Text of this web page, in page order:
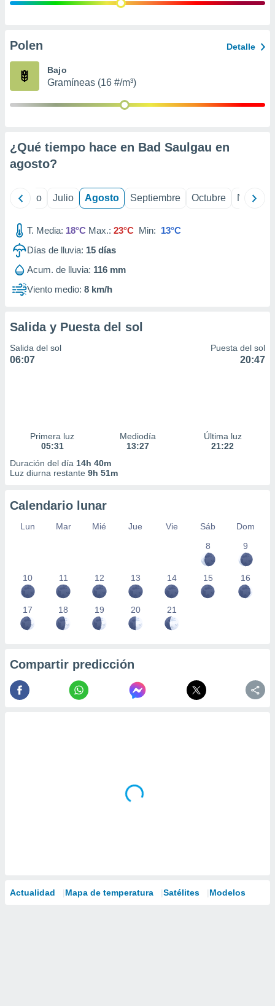
e
publicidad
Polen Detalle
Bajo
Gramíneas (16 #/m³)
¿Qué tiempo hace en Bad Saulgau en
agosto?
Junio Julio Agosto Septiembre Octubre
T. Media: 18°C Max.: 23°C Min: 13°C
Días de lluvia: 15 días
Acum. de lluvia: 116 mm
Viento medio: 8 km/h
Salida y Puesta del sol
Salida del sol
06:07
Puesta del sol
20:47
Primera luz
05:31
Mediodía
13:27
Última luz
21:22
Duración del día 14h 40m
Luz diurna restante 9h 51m
Calendario lunar
Lun Mar Mié Jue Vie Sáb
Dom
8
9
10 11 12 13 14 15 16
17 18 19 20 21
Compartir predicción
Actualidad Mapa de temperatura Satélites Modelos